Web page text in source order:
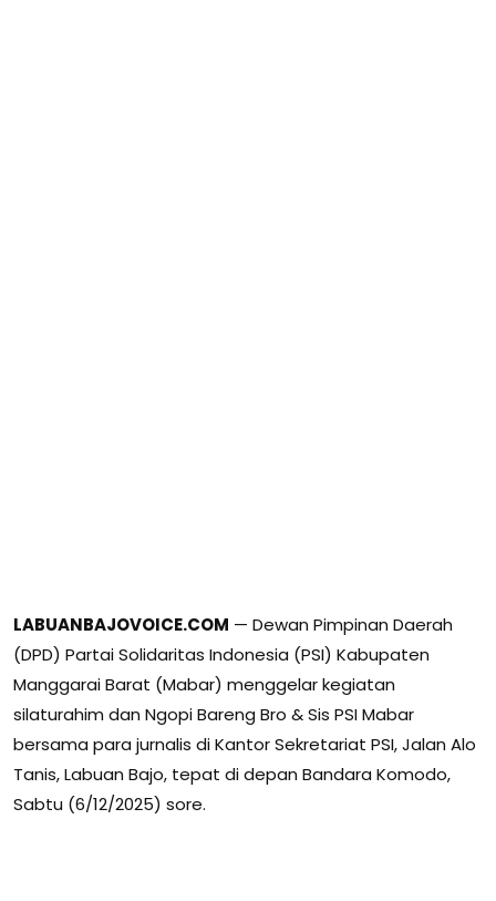
LABUANBAJOVOICE.COM — Dewan Pimpinan Daerah
(DPD) Partai Solidaritas Indonesia (PSI) Kabupaten
Manggarai Barat (Mabar) menggelar kegiatan
silaturahim dan Ngopi Bareng Bro & Sis PSI Mabar
bersama para jurnalis di Kantor Sekretariat PSI, Jalan Alo
Tanis, Labuan Bajo, tepat di depan Bandara Komodo,
Sabtu (6/12/2025) sore.